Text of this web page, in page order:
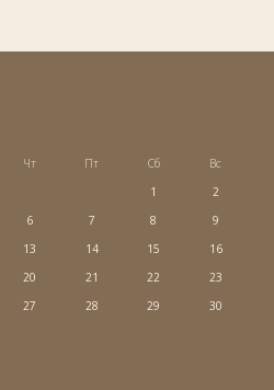
Чт Пт Сб
Вс
1
2
6 7 8
9
13 14 15
16
20 21 22
23
27 28 29
30